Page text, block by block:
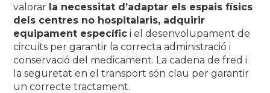
valorar la necessitat d’adaptar els espais físics
dels centres no hospitalaris, adquirir
equipament específic i el desenvolupament de
circuits per garantir la correcta administració i
conservació del medicament. La cadena de fred i
la seguretat en el transport són clau per garantir
un correcte tractament.